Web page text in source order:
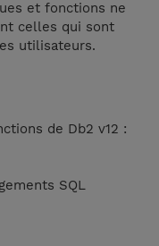
et fonctions ne
celles qui sont
utilisateurs.
de Db2 v12 :
SQL